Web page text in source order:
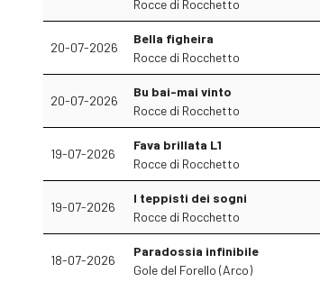
Rocce di Rocchetto
20-07-2026
Bella figheira
Rocce di Rocchetto
20-07-2026
Bu bai-mai vinto
Rocce di Rocchetto
19-07-2026
Fava brillata L1
Rocce di Rocchetto
19-07-2026
I teppisti dei sogni
Rocce di Rocchetto
18-07-2026
Paradossia infinibile
Gole del Forello (Arco)